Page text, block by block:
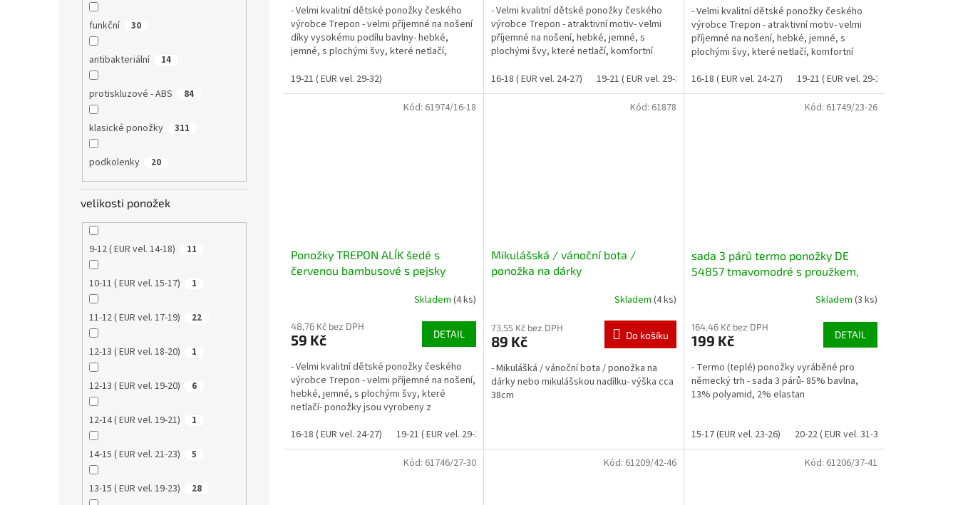
funkční 30
antibakteriální 14
protiskluzové - ABS 84
klasické ponožky 311
podkolenky 20
velikosti ponožek
9-12 ( EUR vel. 14-18) 11
10-11 ( EUR vel. 15-17) 1
11-12 ( EUR vel. 17-19) 22
12-13 ( EUR vel. 18-20) 1
12-13 ( EUR vel. 19-20) 6
12-14 ( EUR vel. 19-21) 1
14-15 ( EUR vel. 21-23) 5
13-15 ( EUR vel. 19-23) 28
- Velmi kvalitní dětské ponožky českého
výrobce Trepon - velmi příjemné na nošení
díky vysokému podílu bavlny- hebké,
jemné, s plochými švy, které netlačí,
19-21 ( EUR vel. 29-32)
- Velmi kvalitní dětské ponožky českého
výrobce Trepon - atraktivní motiv- velmi
příjemné na nošení, hebké, jemné, s
plochými švy, které netlačí, komfortní
16-18 ( EUR vel. 24-27)
19-21 ( EUR vel. 29-32) 22-24 ( EUR vel. 33-37)
- Velmi kvalitní dětské ponožky českého
výrobce Trepon - atraktivní motiv- velmi
příjemné na nošení, hebké, jemné, s
plochými švy, které netlačí, komfortní
16-18 ( EUR vel. 24-27)
19-21 ( EUR vel. 29-32)
Ponožky TREPON ALÍK šedé s
červenou bambusové s pejsky
Skladem (4 ks)
48,76 Kč bez DPH
59 Kč DETAIL
- Velmi kvalitní dětské ponožky českého
výrobce Trepon - velmi příjemné na nošení,
hebké, jemné, s plochými švy, které
netlačí- ponožky jsou vyrobeny z
16-18 ( EUR vel. 24-27)
19-21 ( EUR vel. 29-32)
Kód: 61974/16-18
Mikulášská / vánoční bota /
ponožka na dárky
Skladem (4 ks)
73,55 Kč bez DPH
89 Kč Do košíku
- Mikulášká / vánoční bota / ponožka na
dárky nebo mikulášskou nadílku- výška cca
38cm
Kód: 61878
sada 3 párů termo ponožky DE
54857 tmavomodré s proužkem,
Skladem (3 ks)
164,46 Kč bez DPH
199 Kč DETAIL
- Termo (teplé) ponožky vyráběné pro
německý trh - sada 3 párů- 85% bavlna,
13% polyamid, 2% elastan
15-17 (EUR vel. 23-26) 20-22 ( EUR vel. 31-34)
Kód: 61749/23-26
Kód: 61746/27-30 Kód: 61209/42-46 Kód: 61206/37-41